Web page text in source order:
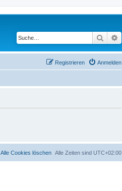
Suche
Anmelden
Registrieren
Alle Zeiten sind UTC+02:00
Alle Cookies löschen